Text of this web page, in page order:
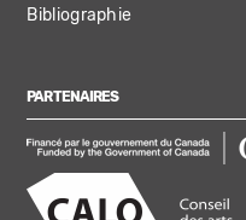
Bibliographie
PARTENAIRES